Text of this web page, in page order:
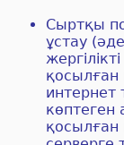
Сыртқы
ұстау
қосылған
интернет
көптеген
қосылған